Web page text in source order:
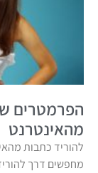
הפרמטרים
מהאינטרנט
להוריד כתבות
מחפשים דרך